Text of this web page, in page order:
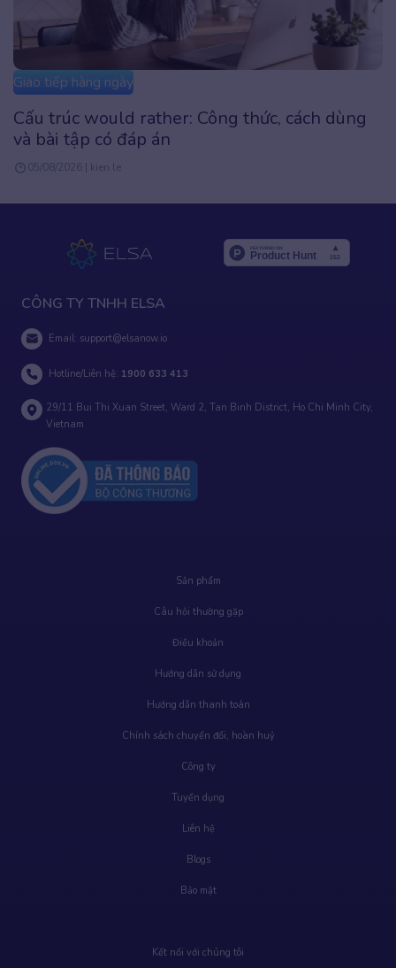
Giao tiếp hàng ngày
Cấu trúc would rather: Công thức, cách dùng
và bài tập có đáp án
05/08/2026 | kien.le
CÔNG TY TNHH ELSA
Email: support@elsanow.io
Hotline/Liên hệ: 1900 633 413
29/11 Bui Thi Xuan Street, Ward 2, Tan Binh District, Ho Chi Minh City,
Vietnam
Sản phẩm
Câu hỏi thường gặp
Điều khoản
Hướng dẫn sử dụng
Hướng dẫn thanh toán
Chính sách chuyển đổi, hoàn huỷ
Công ty
Tuyển dụng
Liên hệ
Blogs
Bảo mật
Kết nối với chúng tôi